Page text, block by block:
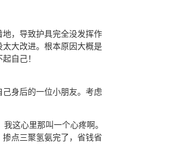
，导致护具完全没发挥作
大改进。根本原因大概是
自己！
身后的一位小朋友。考虑
这心里那叫一个心疼啊。
点三聚氢氨完了，省钱省